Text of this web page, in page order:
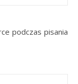
podczas pisania